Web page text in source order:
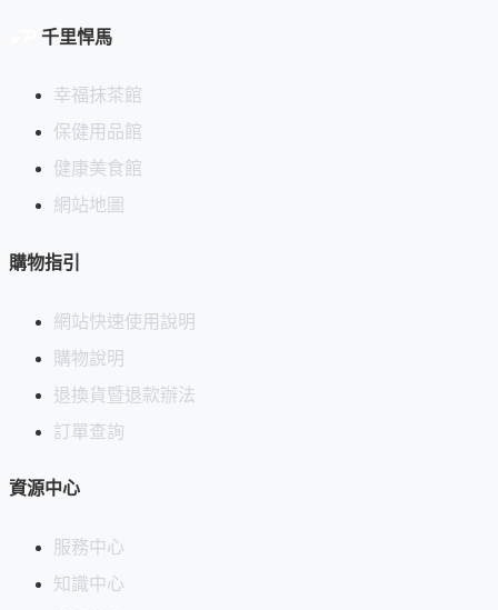
千里悍馬
幸福抹茶館
保健用品館
健康美食館
網站地圖
購物指引
網站快速使用說明
購物說明
退換貨暨退款辦法
訂單查詢
資源中心
服務中心
知識中心